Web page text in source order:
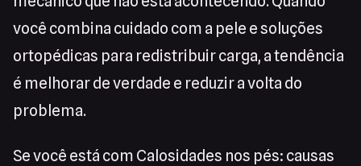
você combina cuidado com a pele e soluções
ortopédicas para redistribuir carga, a tendência
é melhorar de verdade e reduzir a volta do
problema.
Se você está com Calosidades nos pés: causas